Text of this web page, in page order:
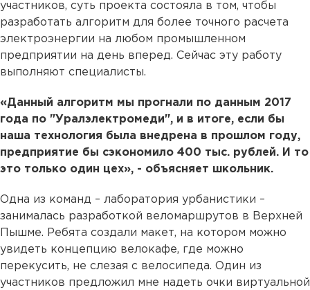
участников, суть проекта состояла в том, чтобы
разработать алгоритм для более точного расчета
электроэнергии на любом промышленном
предприятии на день вперед. Сейчас эту работу
выполняют специалисты.
«Данный алгоритм мы прогнали по данным 2017
года по "Уралэлектромеди", и в итоге, если бы
наша технология была внедрена в прошлом году,
предприятие бы сэкономило 400 тыс. рублей. И то
это только один цех», - объясняет школьник.
Одна из команд – лаборатория урбанистики –
занималась разработкой веломаршрутов в Верхней
Пышме. Ребята создали макет, на котором можно
увидеть концепцию велокафе, где можно
перекусить, не слезая с велосипеда. Один из
участников предложил мне надеть очки виртуальной